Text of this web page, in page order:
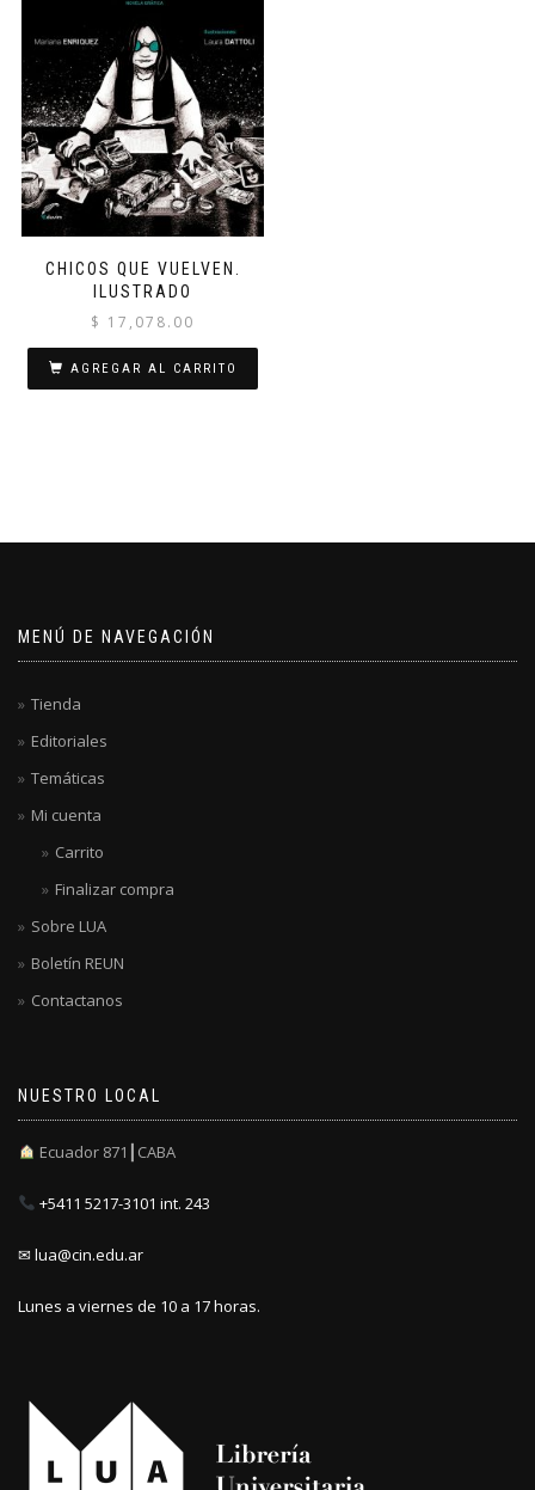
CHICOS QUE VUELVEN.
ILUSTRADO
$ 17,078.00
AGREGAR AL CARRITO
MENÚ DE NAVEGACIÓN
Tienda
Editoriales
Temáticas
Mi cuenta
Carrito
Finalizar compra
Sobre LUA
Boletín REUN
Contactanos
NUESTRO LOCAL
Ecuador 871┃CABA
+5411 5217-3101 int. 243
✉ lua@cin.edu.ar
Lunes a viernes de 10 a 17 horas.